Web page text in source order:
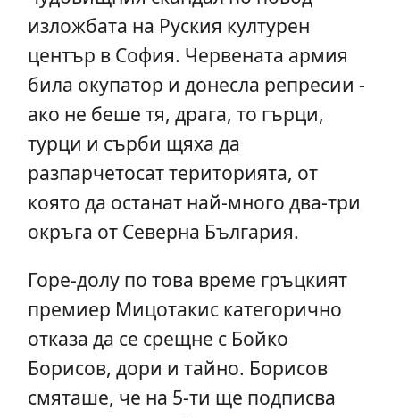
изложбата на Руския културен
център в София. Червената армия
била окупатор и донесла репресии -
ако не беше тя, драга, то гърци,
турци и сърби щяха да
разпарчетосат територията, от
която да останат най-много два-три
окръга от Северна България.
Горе-долу по това време гръцкият
премиер Мицотакис категорично
отказа да се срещне с Бойко
Борисов, дори и тайно. Борисов
смяташе, че на 5-ти ще подписва